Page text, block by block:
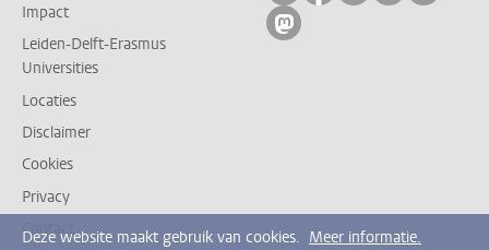
Impact
Leiden-Delft-Erasmus
Universities
Locaties
Disclaimer
Cookies
Privacy
Contact
Volg ons op mastodon
Deze website maakt gebruik van cookies. Meer informatie.